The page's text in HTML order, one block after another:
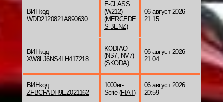
ВИНкод
WDD2120821A890630
E-CLASS
(W212)
(MERCEDE
S-BENZ)
06 август 2026
21:15
ВИНкод
XW8LJ6NS4LH417218
KODIAQ
(NS7, NV7)
(SKODA)
06 август 2026
21:04
ВИНкод
ZFBCFADH9EZ021162
1000er-
Serie (FIAT)
06 август 2026
20:59